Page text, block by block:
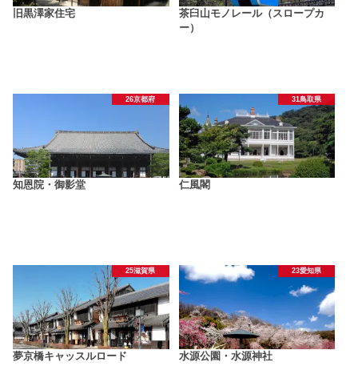
旧黒澤家住宅
茶臼山モノレール（スロープカ
ー）
26京都府
知恩院・御影堂
31鳥取県
仁風閣
25滋賀県
夢京橋キャッスルロード
23愛知県
水源公園・水源神社